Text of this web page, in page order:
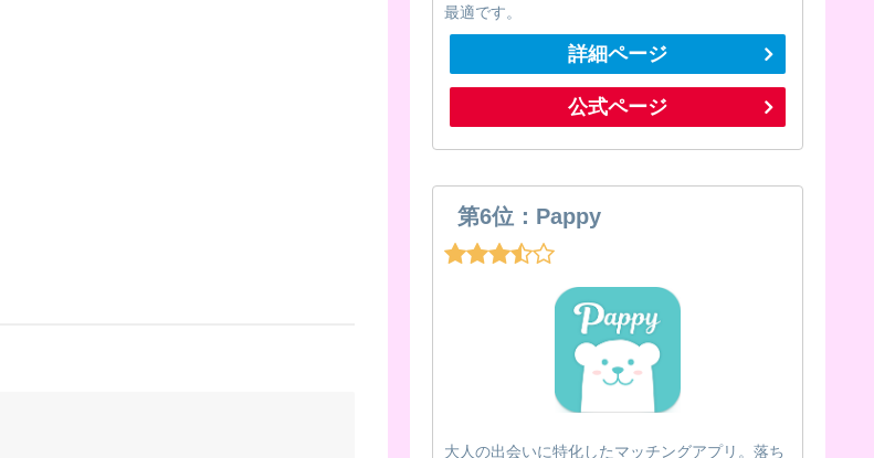
最適です。
詳細ページ
公式ページ
第6位：Pappy
大人の出会いに特化したマッチングアプリ。落ち